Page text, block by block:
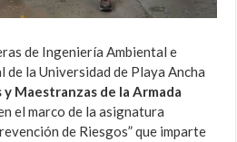
de Ingeniería Ambiental e
la Universidad de Playa Ancha
Maestranzas de la Armada
el marco de la asignatura
de Riesgos” que imparte